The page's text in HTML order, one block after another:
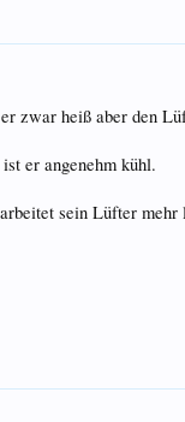
zwar heiß aber den
er angenehm kühl.
sein Lüfter